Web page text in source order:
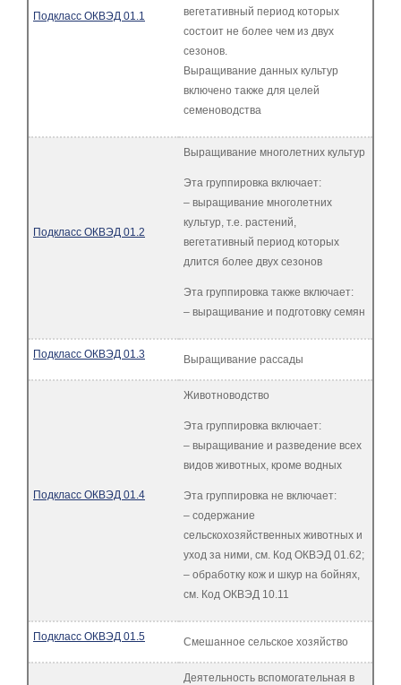
Подкласс ОКВЭД 01.1
вегетативный период которых
состоит не более чем из двух
сезонов.
Выращивание данных культур
включено также для целей
семеноводства
Подкласс ОКВЭД 01.2
Выращивание многолетних культур
Эта группировка включает:
– выращивание многолетних
культур, т.е. растений,
вегетативный период которых
длится более двух сезонов
Эта группировка также включает:
– выращивание и подготовку семян
Подкласс ОКВЭД 01.3 Выращивание рассады
Подкласс ОКВЭД 01.4
Животноводство
Эта группировка включает:
– выращивание и разведение всех
видов животных, кроме водных
Эта группировка не включает:
– содержание
сельскохозяйственных животных и
уход за ними, см. Код ОКВЭД 01.62;
– обработку кож и шкур на бойнях,
см. Код ОКВЭД 10.11
Подкласс ОКВЭД 01.5 Смешанное сельское хозяйство
Деятельность вспомогательная в